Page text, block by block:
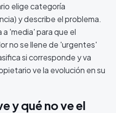
elige categoría
y describe el problema.
'media' para que el
no se llene de 'urgentes'
si corresponde y va
ve la evolución en su
y qué no ve el